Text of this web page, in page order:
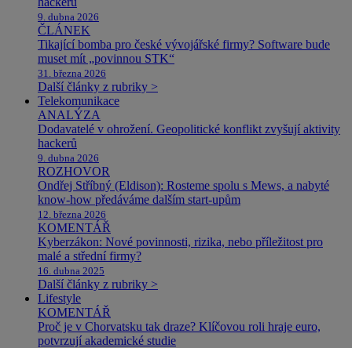
9. dubna 2026
ČLÁNEK
Tikající bomba pro české vývojářské firmy? Software bude
muset mít „povinnou STK“
31. března 2026
Další články z rubriky >
Telekomunikace
ANALÝZA
Dodavatelé v ohrožení. Geopolitické konflikt zvyšují aktivity
hackerů
9. dubna 2026
ROZHOVOR
Ondřej Stříbný (Eldison): Rosteme spolu s Mews, a nabyté
know-how předáváme dalším start-upům
12. března 2026
KOMENTÁŘ
Kyberzákon: Nové povinnosti, rizika, nebo příležitost pro
malé a střední firmy?
16. dubna 2025
Další články z rubriky >
Lifestyle
KOMENTÁŘ
Proč je v Chorvatsku tak draze? Klíčovou roli hraje euro,
potvrzují akademické studie